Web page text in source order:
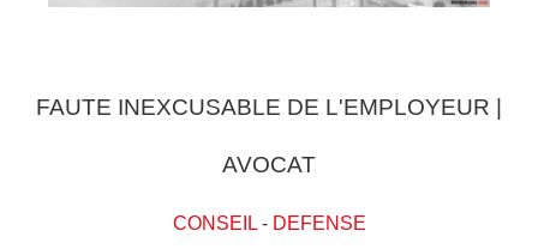
FAUTE INEXCUSABLE DE L'EMPLOYEUR |
AVOCAT
CONSEIL- DEFENSE